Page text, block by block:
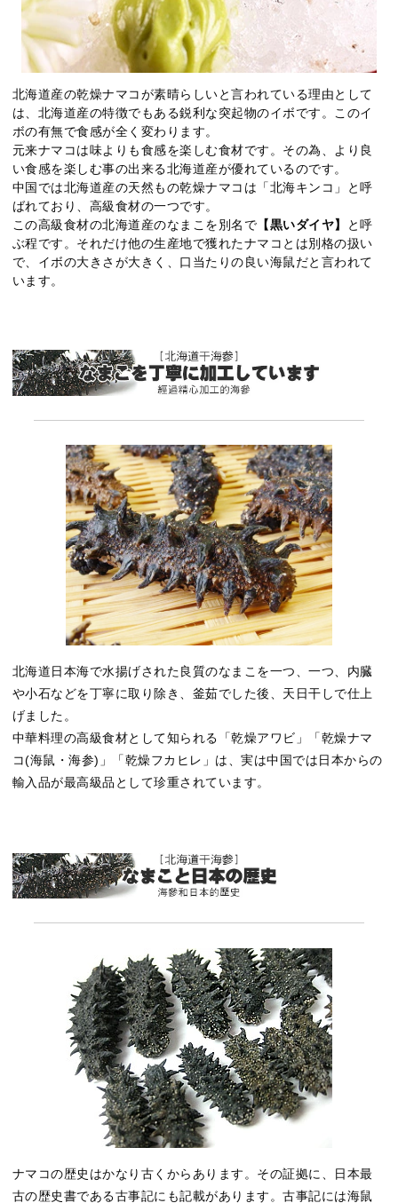
北海道産の乾燥ナマコが素晴らしいと言われている理由として
は、北海道産の特徴でもある鋭利な突起物のイボです。このイ
ボの有無で食感が全く変わります。
元来ナマコは味よりも食感を楽しむ食材です。その為、より良
い食感を楽しむ事の出来る北海道産が優れているのです。
中国では北海道産の天然もの乾燥ナマコは「北海キンコ」と呼
ばれており、高級食材の一つです。
この高級食材の北海道産のなまこを別名で 【黒いダイヤ】
と呼
ぶ程です。それだけ他の生産地で獲れたナマコとは別格の扱い
で、イボの大きさが大きく、口当たりの良い海鼠だと言われて
います。
北海道日本海で水揚げされた良質のなまこを一つ、一つ、内臓
や小石などを丁寧に取り除き、釜茹でした後、天日干しで仕上
げました。
中華料理の高級食材として知られる「乾燥アワビ」「乾燥ナマ
コ(海鼠・海参)」「乾燥フカヒレ」は、実は中国では日本からの
輸入品が最高級品として珍重されています。
ナマコの歴史はかなり古くからあります。その証拠に、日本最
古の歴史書である古事記にも記載があります。古事記には海鼠